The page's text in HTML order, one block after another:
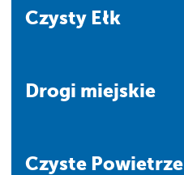
Czysty Ełk
Drogi miejskie
Czyste Powietrze